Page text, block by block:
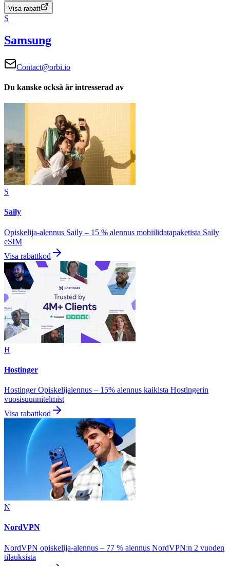
Visa rabatt
S
Samsung
Contact@orbi.io
Du kanske också är intresserad av
S
Saily
Opiskelija-alennus Saily – 15 % alennus mobiilidatapaketista Saily
eSIM
Visa rabattkod
H
Hostinger
Hostinger Opiskelijalennus – 15% alennus kaikista Hostingerin
vuosisuunnitelmist
Visa rabattkod
N
NordVPN
NordVPN opiskelija-alennus – 77 % alennus NordVPN:n 2 vuoden
tilauksista